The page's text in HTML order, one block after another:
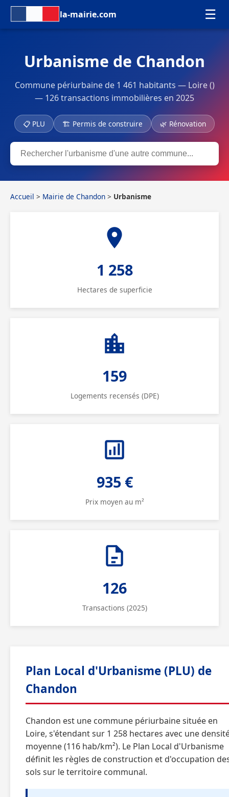
la-mairie.com ☰
Urbanisme de Chandon
Commune périurbaine de 1 461 habitants — Loire ()
— 126 transactions immobilières en 2025
📋 PLU 🏗 Permis de construire 🌿 Rénovation
Accueil > Mairie de Chandon > Urbanisme
1 258
Hectares de superficie
159
Logements recensés (DPE)
935 €
Prix moyen au m²
126
Transactions (2025)
Plan Local d'Urbanisme (PLU) de
Chandon
Chandon est une commune périurbaine située en
Loire, s'étendant sur 1 258 hectares avec une
moyenne (116 hab/km²). Le Plan Local d'Urbanisme
définit les règles de construction et d'occupation
sols sur le territoire communal.